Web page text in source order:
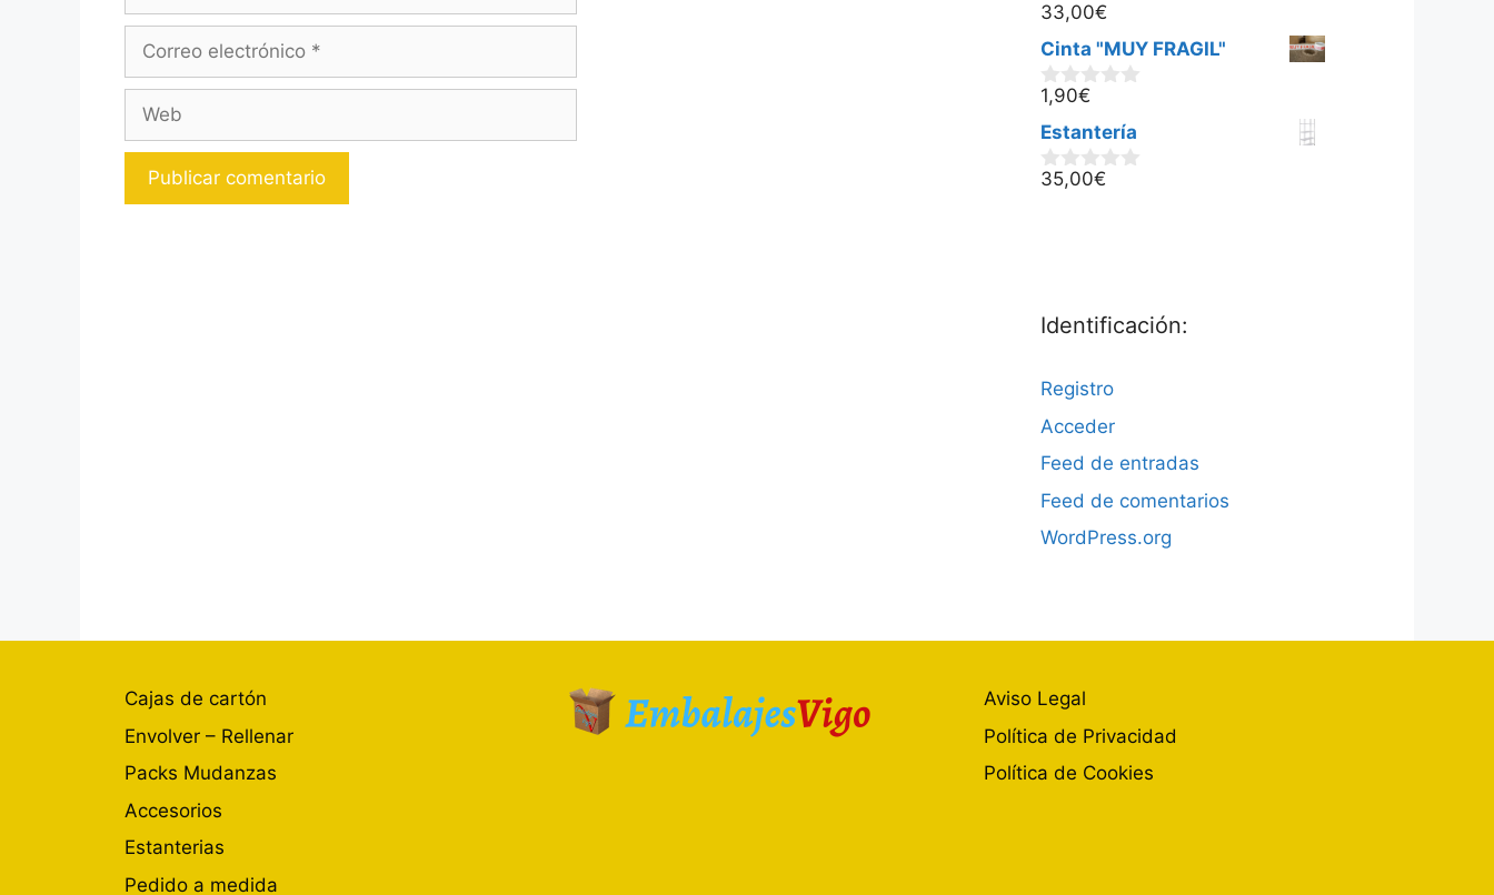
electrónico
0
d
e
5
33,00€
Cinta "MUY FRAGIL"
0
d
e
5
1,90€
Estantería
0
35,00€
Identificación:
Registro
Acceder
Feed de entradas
Feed de comentarios
WordPress.org
Cajas de cartón
Envolver – Rellenar
Packs Mudanzas
Accesorios
Estanterias
Pedido a medida
Aviso Legal
Política de Privacidad
Política de Cookies